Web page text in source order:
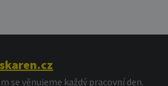
se věnujeme každý pracovní den.